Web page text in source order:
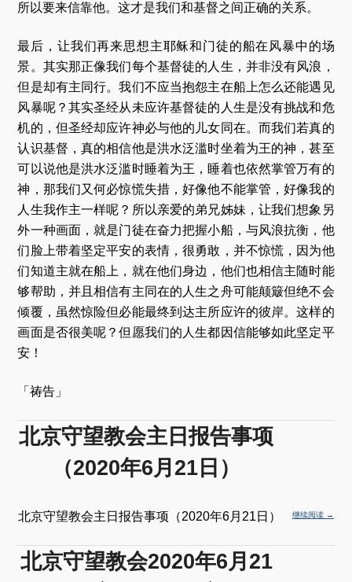
所以要来信靠他。这才是我们和基督之间正确的关系。
最后，让我们再来思想主耶稣和门徒的船在风暴中的场
景。其实那正像我们每个基督徒的人生，并非没有风浪，
但是却有主同行。我们不应当抱怨主在船上怎么还能遇见
风暴呢？其实圣经从未应许基督徒的人生是没有挑战和危
机的，但圣经却应许神必与他的儿女同在。而我们若真的
认识基督，真的相信他是洪水泛滥时坐着为王的神，甚至
可以说他是洪水泛滥时睡着为王，睡着也依然掌管万有的
神，那我们又何必惊慌失措，好像他不能掌管，好像我的
人生我作主一样呢？所以亲爱的弟兄姊妹，让我们想象另
外一种画面，就是门徒在奋力把握小船，与风浪抗衡，他
们脸上带着坚定平安的表情，很勇敢，并不惊慌，因为他
们知道主就在船上，就在他们身边，他们也相信主随时能
够帮助，并且相信有主同在的人生之舟可能颠簸但绝不会
倾覆，虽然惊险但必能最终到达主所应许的彼岸。这样的
画面是否很美呢？但愿我们的人生都因信能够如此坚定平
安！
「祷告」
北京守望教会主日报告事项
（2020年6月21日）
北京守望教会主日报告事项（2020年6月21日） 继续阅读 →
北京守望教会2020年6月21